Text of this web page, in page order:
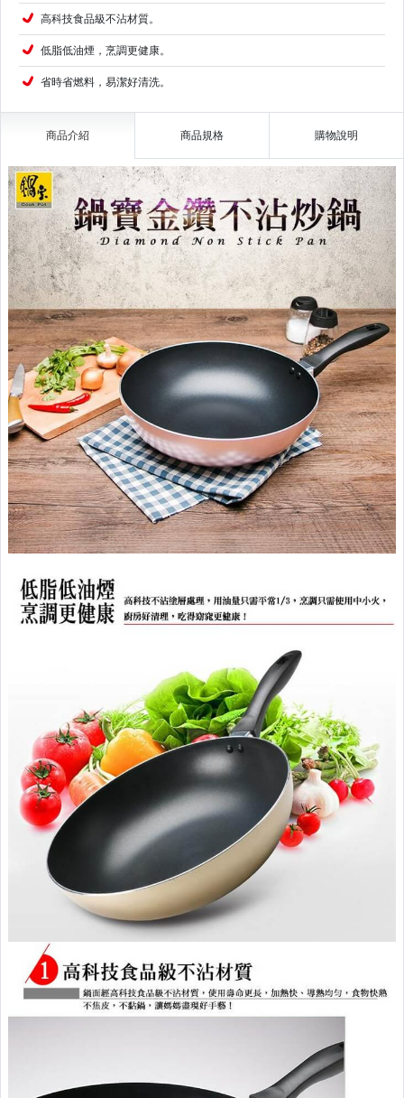
高科技食品級不沾材質。
低脂低油煙，烹調更健康。
省時省燃料，易潔好清洗。
商品介紹 商品規格 購物說明